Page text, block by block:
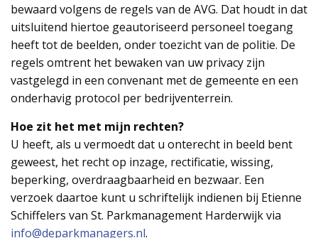
bewaard volgens de regels van de AVG. Dat houdt in dat
uitsluitend hiertoe geautoriseerd personeel toegang
heeft tot de beelden, onder toezicht van de politie. De
regels omtrent het bewaken van uw privacy zijn
vastgelegd in een convenant met de gemeente en een
onderhavig protocol per bedrijventerrein.
Hoe zit het met mijn rechten?
U heeft, als u vermoedt dat u onterecht in beeld bent
geweest, het recht op inzage, rectificatie, wissing,
beperking, overdraagbaarheid en bezwaar. Een
verzoek daartoe kunt u schriftelijk indienen bij Etienne
Schiffelers van St. Parkmanagement Harderwijk via
info@deparkmanagers.nl.